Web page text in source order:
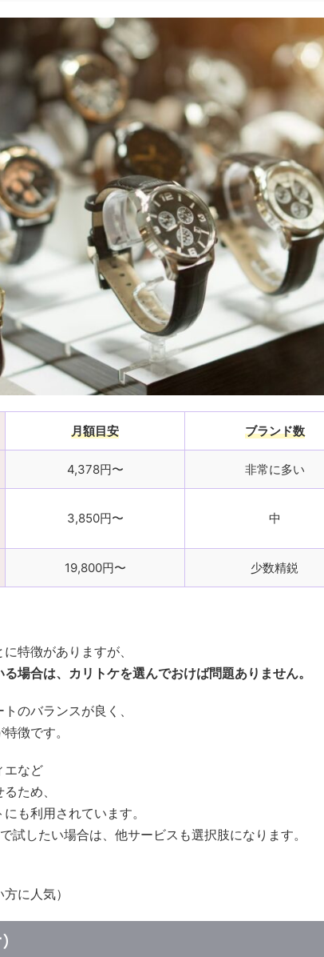
月額目安 ブランド数
4,378円〜 非常に多い
3,850円〜 中
19,800円〜 少数精鋭
特徴がありますが、
場合は、カリトケを選んでおけば問題ありません。
のバランスが良く、
徴です。
エなど
ため、
も利用されています。
試したい場合は、他サービスも選択肢になります。
に人気）